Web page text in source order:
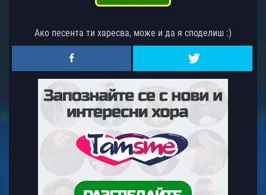
Ако песента ти харесва, може и да я споделиш :)